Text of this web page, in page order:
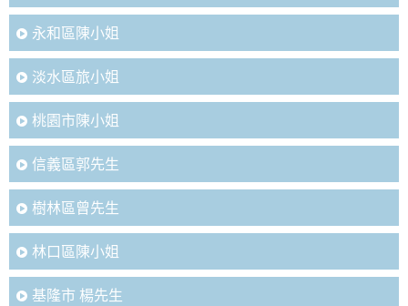
永和區陳小姐
淡水區旅小姐
桃園市陳小姐
信義區郭先生
樹林區曾先生
林口區陳小姐
基隆市 楊先生